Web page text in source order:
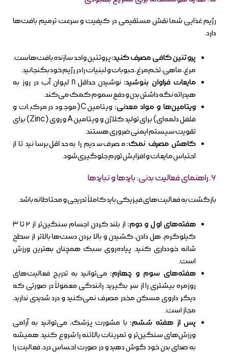
رژیم غذایی شما نقش مستقیمی در کیفیت و سرعت ترمیم بافت‌ها
دارد.
پروتئین کافی مصرف کنید:پروتئین واحد سازنده بافت‌هاست.
مرغ، ماهی، تخم‌مرغ، حبوبات و لبنیات را در رژیم خود بگنجانید.
مایعات فراوان بنوشید:
نوشیدن حداقل ۸ لیوان آب در روز به
هیدراته نگه داشتن بدن و دفع سموم کمک می‌کند.
ویتامین‌ها و مواد معدنی:
ویتامین C (موجود در مرکبات و
فلفل دلمه‌ای) برای تولید کلاژن و ویتامین A و روی (Zinc) برای
تقویت سیستم ایمنی ضروری هستند.
کاهش مصرف نمک:مصرف سدیم را به حداقل برسانید تا از
احتباس مایعات و افزایش تورم جلوگیری شود.
۶. راهنمای فعالیت بدنی: بایدها و نبایدها
بازگشت به فعالیت‌های فیزیکی باید کاملاً تدریجی و محتاطانه باشد.
هفته‌های اول و دوم:
از بلند کردن اجسام سنگین‌تر از ۲ تا ۳
کیلوگرم، هل دادن، کشیدن و بالا بردن دست‌ها بالاتر از سطح
شانه خودداری کنید. پیاده‌روی سبک همچنان بهترین ورزش
است.
هفته‌های سوم و چهارم: می‌توانید به تدریج فعالیت‌های
روزمره بیشتری را از سر بگیرید. رانندگی معمولاً در صورتی که
دیگر داروی مسکن مخدر مصرف نمی‌کنید و درد شدیدی ندارید،
مجاز است.
پس از هفته ششم: با مشورت پزشک، می‌توانید به آرامی
ورزش‌های سنگین‌تر و تمرینات بالاتنه را شروع کنید. همیشه
به صدای بدن خود گوش دهید و در صورت احساس درد، فعالیت را